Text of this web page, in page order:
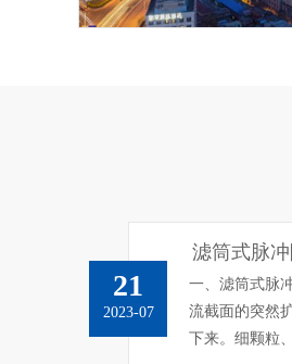
21
2023-07
滤筒式脉
一、滤筒式脉
流截面的突然
下来。细颗粒